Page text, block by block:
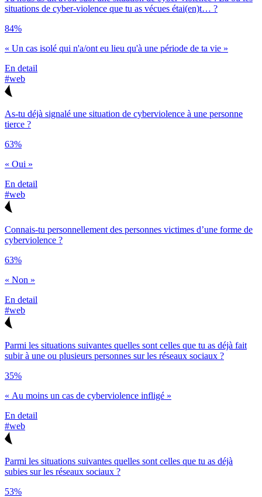
situations de cyber-violence que tu as vécues étai(en)t… ?
84%
« Un cas isolé qui n'a/ont eu lieu qu'à une période de ta vie »
En detail
#web
As-tu déjà signalé une situation de cyberviolence à une personne
tierce ?
63%
« Oui »
En detail
#web
Connais-tu personnellement des personnes victimes d’une forme de
cyberviolence ?
63%
« Non »
En detail
#web
Parmi les situations suivantes quelles sont celles que tu as déjà fait
subir à une ou plusieurs personnes sur les réseaux sociaux ?
35%
« Au moins un cas de cyberviolence infligé »
En detail
#web
Parmi les situations suivantes quelles sont celles que tu as déjà
subies sur les réseaux sociaux ?
53%